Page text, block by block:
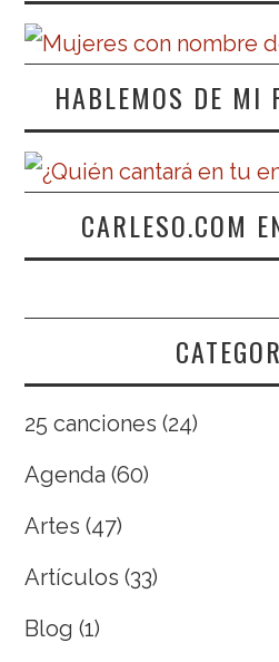
HABLEMOS DE MI
CARLESO.COM
25 canciones (24)
Agenda (60)
Artes (47)
Artículos (33)
Blog (1)